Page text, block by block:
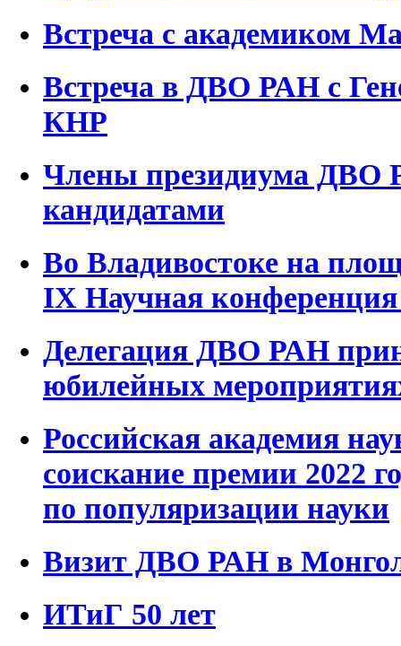
Встреча с академиком
Встреча в ДВО РАН с
КНР
Члены президиума ДВО
кандидатами
Во Владивостоке на
IX Научная
Делегация ДВО РАН
юбилейных
Российская академия
соискание премии 2022
по популяризации науки
Визит ДВО РАН в
ИТиГ 50 лет